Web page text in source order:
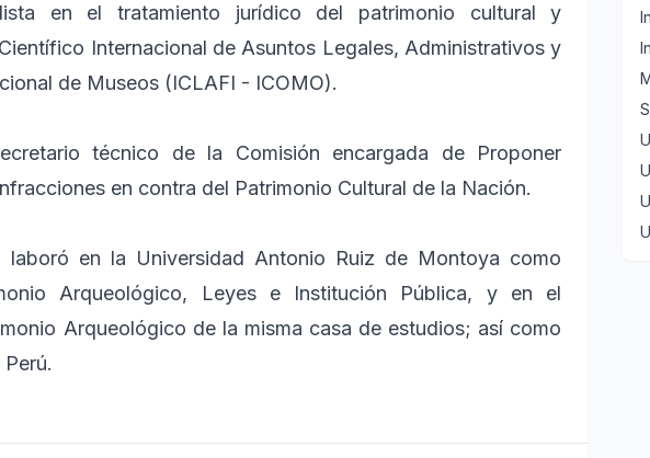
en el tratamiento jurídico del patrimonio cultural y
Internacional de Asuntos Legales, Administrativos y
de Museos (ICLAFI - ICOMO).
técnico de la Comisión encargada de Proponer
en contra del Patrimonio Cultural de la Nación.
laboró en la Universidad Antonio Ruiz de Montoya como
Arqueológico, Leyes e Institución Pública, y en el
Arqueológico de la misma casa de estudios; así como